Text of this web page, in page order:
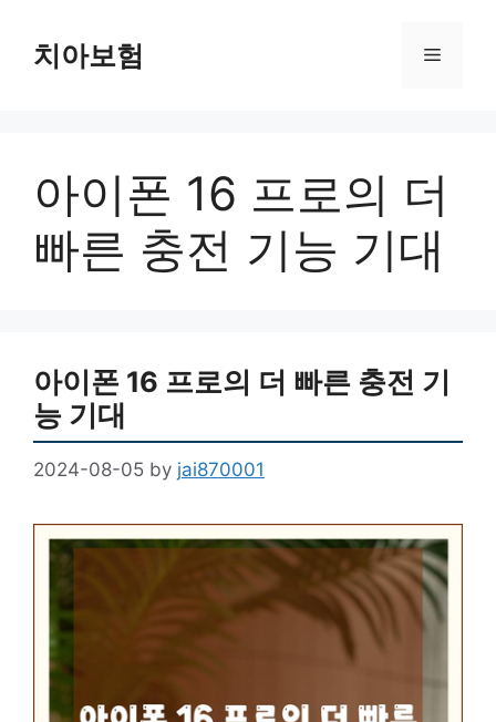
content치아보험 Menu
아이폰 16 프로의 더
빠른 충전 기능 기대
아이폰 16 프로의 더 빠른 충전 기
능 기대
2024-08-05 by jai870001